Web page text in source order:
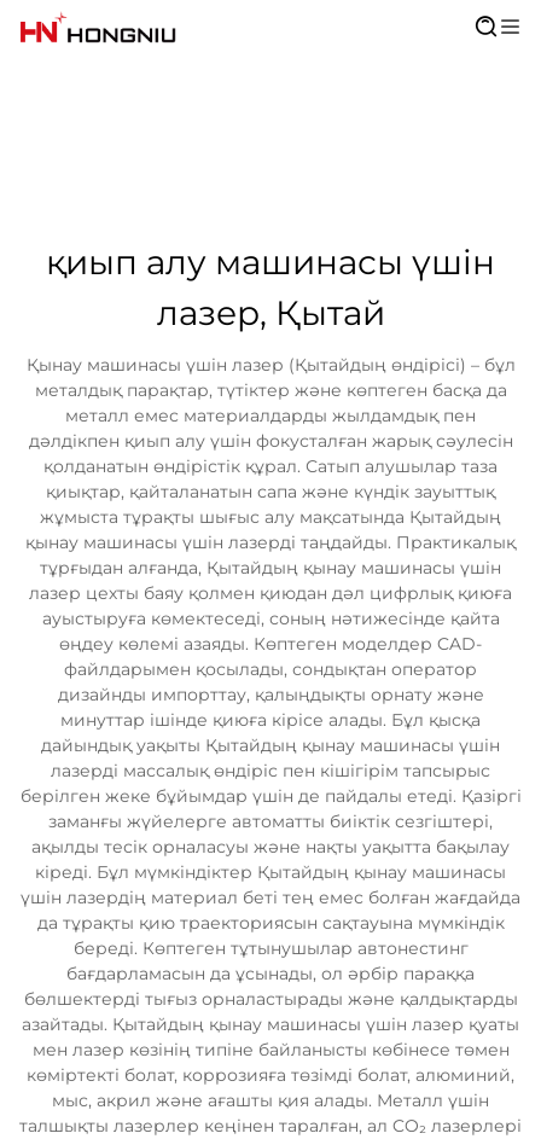
қиып алу машинасы үшін
лазер, Қытай
Қынау машинасы үшін лазер (Қытайдың өндірісі) – бұл
металдық парақтар, түтіктер және көптеген басқа да
металл емес материалдарды жылдамдық пен
дәлдікпен қиып алу үшін фокусталған жарық сәулесін
қолданатын өндірістік құрал. Сатып алушылар таза
қиықтар, қайталанатын сапа және күндік зауыттық
жұмыста тұрақты шығыс алу мақсатында Қытайдың
қынау машинасы үшін лазерді таңдайды. Практикалық
тұрғыдан алғанда, Қытайдың қынау машинасы үшін
лазер цехты баяу қолмен қиюдан дәл цифрлық қиюға
ауыстыруға көмектеседі, соның нәтижесінде қайта
өңдеу көлемі азаяды. Көптеген моделдер CAD-
файлдарымен қосылады, сондықтан оператор
дизайнды импорттау, қалыңдықты орнату және
минуттар ішінде қиюға кірісе алады. Бұл қысқа
дайындық уақыты Қытайдың қынау машинасы үшін
лазерді массалық өндіріс пен кішігірім тапсырыс
берілген жеке бұйымдар үшін де пайдалы етеді. Қазіргі
заманғы жүйелерге автоматты биіктік сезгіштері,
ақылды тесік орналасуы және нақты уақытта бақылау
кіреді. Бұл мүмкіндіктер Қытайдың қынау машинасы
үшін лазердің материал беті тең емес болған жағдайда
да тұрақты қию траекториясын сақтауына мүмкіндік
береді. Көптеген тұтынушылар автонестинг
бағдарламасын да ұсынады, ол әрбір параққа
бөлшектерді тығыз орналастырады және қалдықтарды
азайтады. Қытайдың қынау машинасы үшін лазер қуаты
мен лазер көзінің типіне байланысты көбінесе төмен
көміртекті болат, коррозияға төзімді болат, алюминий,
мыс, акрил және ағашты қия алады. Металл үшін
талшықты лазерлер кеңінен таралған, ал CO₂ лазерлері